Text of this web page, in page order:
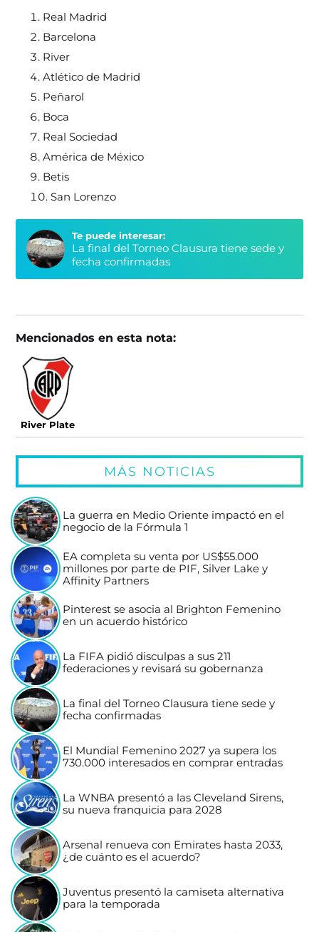
Real Madrid
Barcelona
River
Atlético de Madrid
Peñarol
Boca
Real Sociedad
América de México
Betis
San Lorenzo
Te puede interesar:
La final del Torneo Clausura tiene sede y
fecha confirmadas
Mencionados en esta nota:
River Plate
MÁS NOTICIAS
La guerra en Medio Oriente impactó en el
negocio de la Fórmula 1
EA completa su venta por US$55.000
millones por parte de PIF, Silver Lake y
Affinity Partners
Pinterest se asocia al Brighton Femenino
en un acuerdo histórico
La FIFA pidió disculpas a sus 211
federaciones y revisará su gobernanza
La final del Torneo Clausura tiene sede y
fecha confirmadas
El Mundial Femenino 2027 ya supera los
730.000 interesados en comprar entradas
La WNBA presentó a las Cleveland Sirens,
su nueva franquicia para 2028
Arsenal renueva con Emirates hasta 2033,
¿de cuánto es el acuerdo?
Juventus presentó la camiseta alternativa
para la temporada